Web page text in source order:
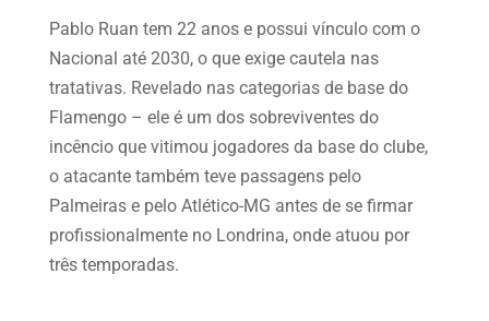
Pablo Ruan tem 22 anos e possui vínculo com o
Nacional até 2030, o que exige cautela nas
tratativas. Revelado nas categorias de base do
Flamengo – ele é um dos sobreviventes do
incêncio que vitimou jogadores da base do clube,
o atacante também teve passagens pelo
Palmeiras e pelo Atlético-MG antes de se firmar
profissionalmente no Londrina, onde atuou por
três temporadas.